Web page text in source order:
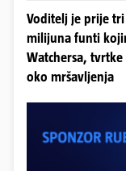
Voditelj je prije
milijuna funti
Watchersa,
oko mršavljenja